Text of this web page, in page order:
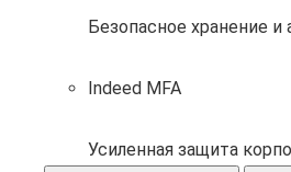
Безопасное хранение
Indeed MFA
Усиленная защита